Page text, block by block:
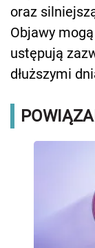
oraz
Objawy
ustępują
dłuższymi